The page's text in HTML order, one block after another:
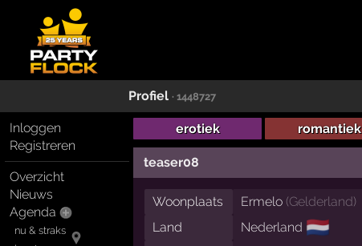
Profiel · 1448727
Inloggen
Registreren
Overzicht
Nieuws
Agenda
nu & straks
erotiek romantiek
teaser08
Woonplaats Ermelo (Gelderland)
Land
Nederland 🇳🇱